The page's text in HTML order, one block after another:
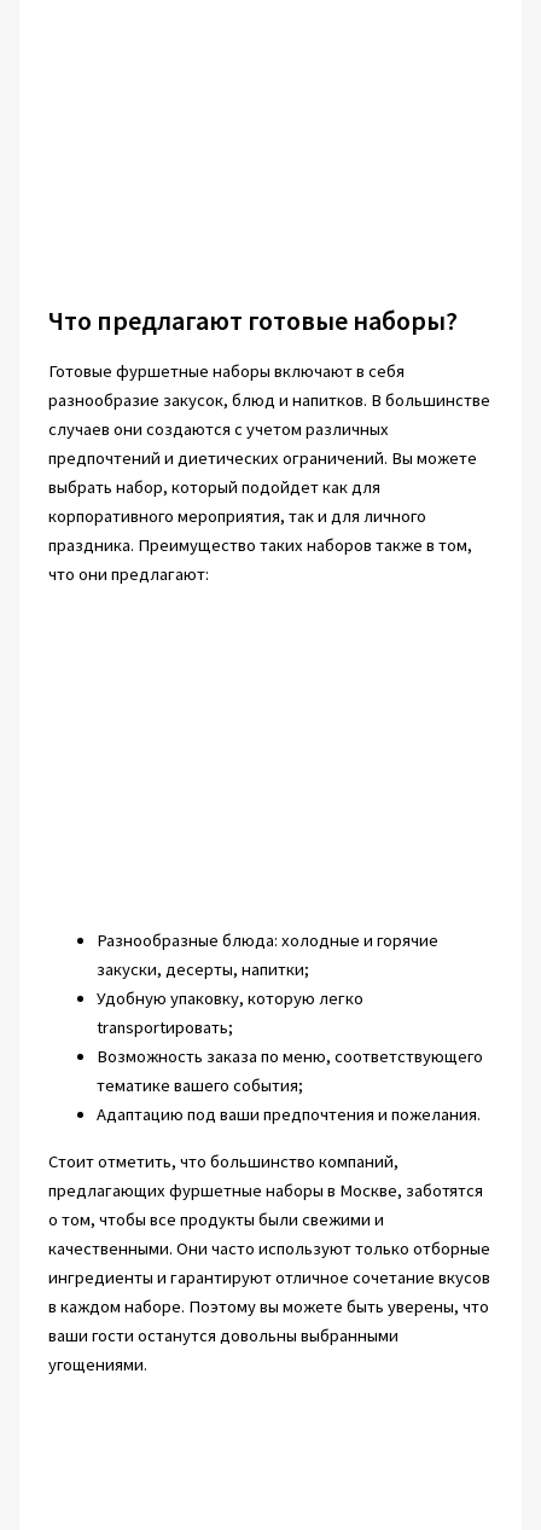
Что предлагают готовые наборы?
Готовые фуршетные наборы включают в себя
разнообразие закусок, блюд и напитков. В большинстве
случаев они создаются с учетом различных
предпочтений и диетических ограничений. Вы можете
выбрать набор, который подойдет как для
корпоративного мероприятия, так и для личного
праздника. Преимущество таких наборов также в том,
что они предлагают:
Разнообразные блюда: холодные и горячие
закуски, десерты, напитки;
Удобную упаковку, которую легко
transportировать;
Возможность заказа по меню, соответствующего
тематике вашего события;
Адаптацию под ваши предпочтения и пожелания.
Стоит отметить, что большинство компаний,
предлагающих фуршетные наборы в Москве, заботятся
о том, чтобы все продукты были свежими и
качественными. Они часто используют только отборные
ингредиенты и гарантируют отличное сочетание вкусов
в каждом наборе. Поэтому вы можете быть уверены, что
ваши гости останутся довольны выбранными
угощениями.